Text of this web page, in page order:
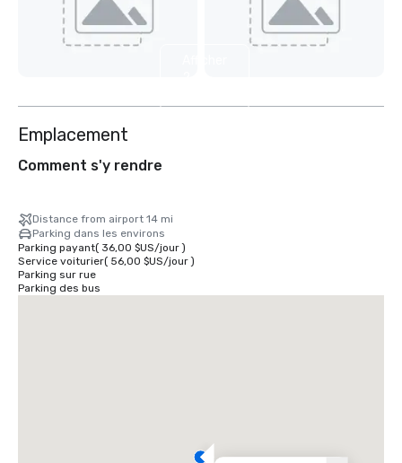
Emplacement
Comment s'y rendre
Distance from airport 14 mi
Parking dans les environs
Parking payant( 36,00 $US/jour)
Service voiturier( 56,00 $US/jour)
Parking sur rue
Parking des bus